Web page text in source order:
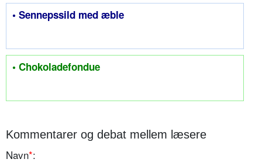
• Sennepssild med æble
• Chokoladefondue
Kommentarer og debat mellem læsere
Navn*: